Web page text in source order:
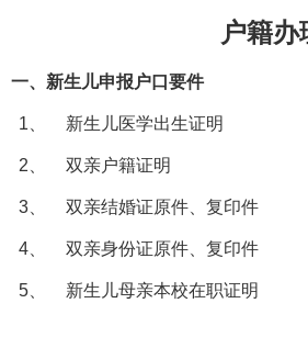
户籍办
一、新生儿申报户口要件
1、 新生儿医学出生证明
2、 双亲户籍证明
3、 双亲结婚证原件、复印件
4、 双亲身份证原件、复印件
5、 新生儿母亲本校在职证明